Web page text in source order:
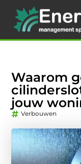
Waarom
jouw
Verbouwen